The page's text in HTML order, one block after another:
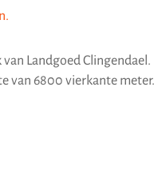
Landgoed
van 6800 vierkante meter.